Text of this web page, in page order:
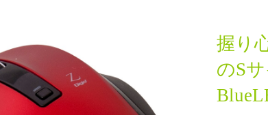
握り
のS